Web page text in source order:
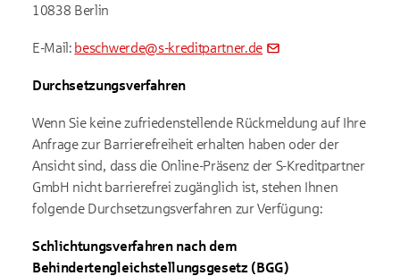
10838 Berlin
E-Mail: beschwerde@s-kreditpartner.de
Durchsetzungsverfahren
Wenn Sie keine zufriedenstellende Rückmeldung auf Ihre
Anfrage zur Barrierefreiheit erhalten haben oder der
Ansicht sind, dass die Online-Präsenz der S-Kreditpartner
GmbH nicht barrierefrei zugänglich ist, stehen Ihnen
folgende Durchsetzungsverfahren zur Verfügung:
Schlichtungsverfahren nach dem
Behindertengleichstellungsgesetz (BGG)